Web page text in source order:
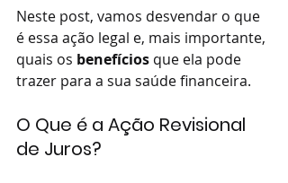
Neste post, vamos desvendar o que
é essa ação legal e, mais importante,
quais os benefícios que ela pode
trazer para a sua saúde financeira.
O Que é a Ação Revisional
de Juros?